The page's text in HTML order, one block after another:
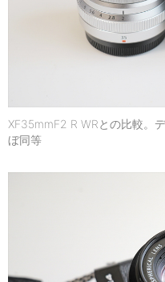
XF35mmF2 R WRとの比較。
ぼ同等